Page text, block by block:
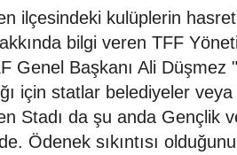
ilçesindeki kulüplerin
bilgi veren TFF
Genel Başkanı Ali Düşmez
için statlar belediyeler
Stadı da şu anda Gençlik
Ödenek sıkıntısı